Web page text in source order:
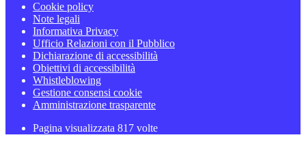
Cookie policy
Note legali
Informativa Privacy
Ufficio Relazioni con il Pubblico
Dichiarazione di accessibilità
Obiettivi di accessibilità
Whistleblowing
Gestione consensi cookie
Amministrazione trasparente
Pagina visualizzata 817 volte